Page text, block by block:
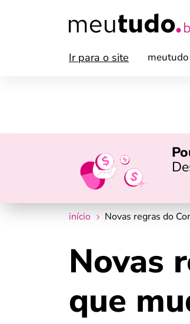
Ir para o site meutudo
início Novas regras do
Novas
que